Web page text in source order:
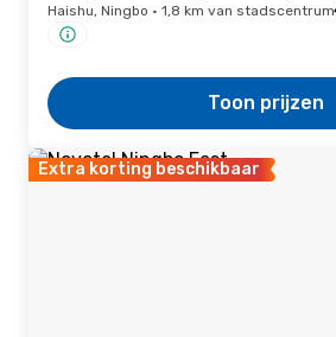
Haishu, Ningbo · 1,8 km van stadscentrum
Toon prijzen
Extra korting beschikbaar